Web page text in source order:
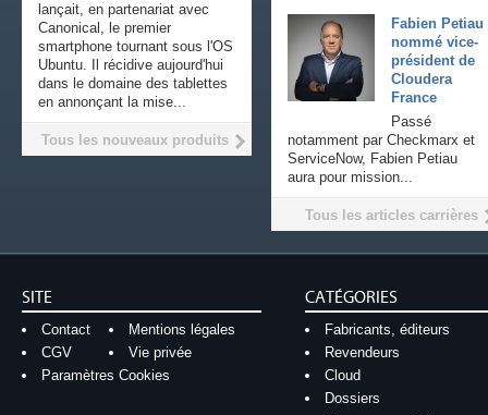
Fabien Petiau
nommé vice-
président de
Cloudera
France
Passé
notamment par Checkmarx et
ServiceNow, Fabien Petiau
aura pour mission...
Tous les articles carrières
lançait, en partenariat avec
Canonical, le premier
smartphone tournant sous l'OS
Ubuntu. Il récidive aujourd'hui
dans le domaine des tablettes
en annonçant la mise...
Tous les nouveaux produits
SITE
Contact
Mentions légales
CGV
Vie privée
Paramètres Cookies
CATÉGORIES
Fabricants, éditeurs
Revendeurs
Cloud
Dossiers